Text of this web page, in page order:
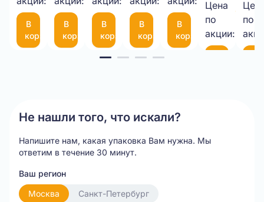
В
корзину
В
корзину
75
(300*200мм)
В
корзину
В
корзину
фиксатором
35
см
В
корзину
Цена
по
акции:
9,00
шт.
по
Не нашли того, что искали?
Напишите нам, какая упаковка Вам нужна. Мы
ответим в течение 30 минут.
Ваш регион
Москва
Санкт-Петербург